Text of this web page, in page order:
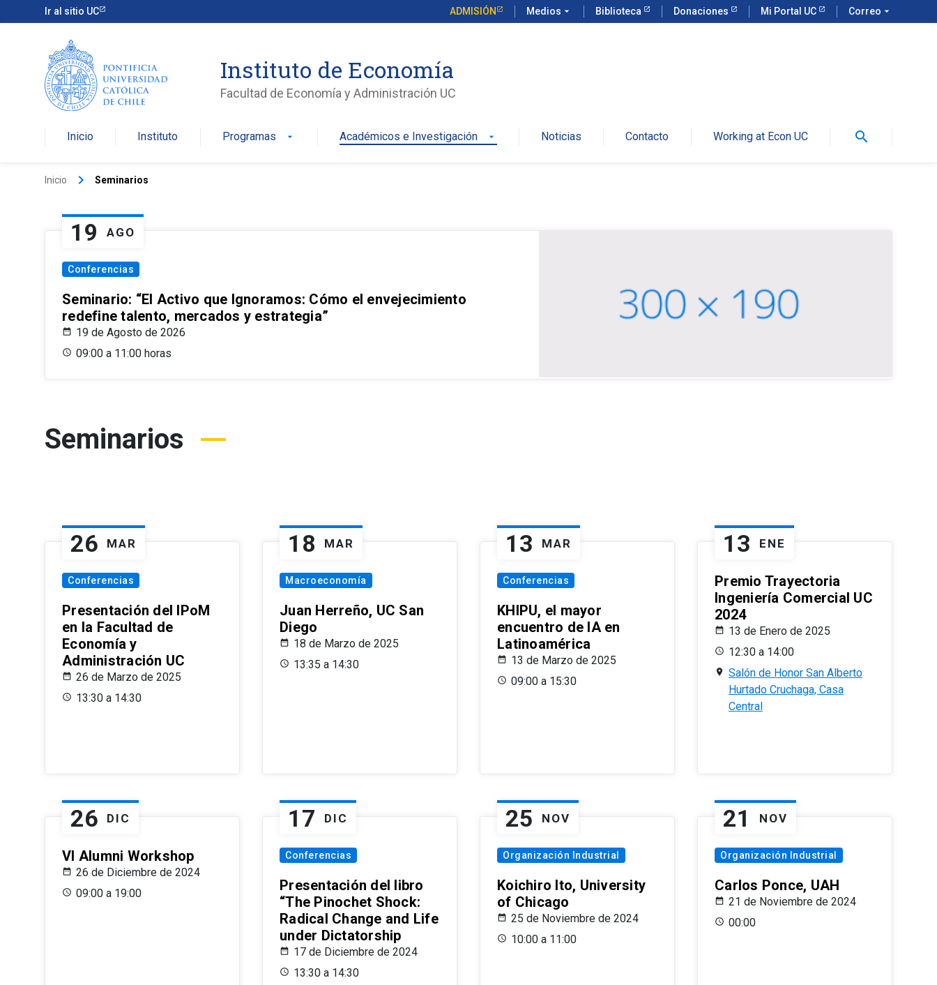
Ir al sitio UC ADMISIÓN Medios arrow_drop_down Biblioteca Donaciones Mi Portal UC Correo arrow_drop_down
Instituto de Economía
Facultad de Economía y Administración UC
Inicio Instituto Programas arrow_drop_down Académicos e Investigación arrow_drop_down Noticias Contacto Working at Econ UC search
Inicio keyboard_arrow_right Seminarios
19 AGO
Conferencias
Seminario: “El Activo que Ignoramos: Cómo el envejecimiento
redefine talento, mercados y estrategia”
19 de Agosto de 2026
09:00 a 11:00 horas
Seminarios
26 MAR
Conferencias
Presentación del IPoM
en la Facultad de
Economía y
Administración UC
26 de Marzo de 2025
13:30 a 14:30
18 MAR
Macroeconomía
Juan Herreño, UC San
Diego
18 de Marzo de 2025
13:35 a 14:30
13 MAR
Conferencias
KHIPU, el mayor
encuentro de IA en
Latinoamérica
13 de Marzo de 2025
09:00 a 15:30
13 ENE
Premio Trayectoria
Ingeniería Comercial UC
2024
13 de Enero de 2025
12:30 a 14:00
Salón de Honor San Alberto
Hurtado Cruchaga, Casa
Central
26 DIC
VI Alumni Workshop
26 de Diciembre de 2024
09:00 a 19:00
17 DIC
Conferencias
Presentación del libro
“The Pinochet Shock:
Radical Change and Life
under Dictatorship
17 de Diciembre de 2024
13:30 a 14:30
25 NOV
Organización Industrial
Koichiro Ito, University
of Chicago
25 de Noviembre de 2024
10:00 a 11:00
21 NOV
Organización Industrial
Carlos Ponce, UAH
21 de Noviembre de 2024
00:00